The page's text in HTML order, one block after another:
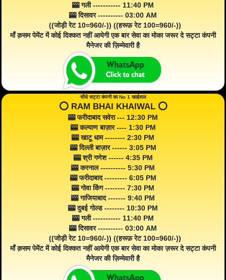
🎰 गली ----------- 11:40 PM
🎰 दिसावर ---------- 03:00 AM
((जोड़ी रेट 10=960/-)) ((हरूफ़ रेट 100=960/-))
माँ क़सम पेमेंट में कोई दिक्कत नहीं आयेगी एक बार सेवा का मोका जरूर दे सट्टा कंपनी
मैनेजर की ज़िम्मेवारी है
सीधे सट्टा कंपनी का No 1 खाईवाल
⭕️ RAM BHAI KHAIWAL ⭕️
🎰 फरीदाबाद सवेरा --- 12:30 PM
🎰 कल्याण बाज़ार ---- 1:30 PM
🎰 खाटू धाम -------- 2:30 PM
🎰 दिल्ली बाज़ार ------ 3:05 PM
🎰 श्री गणेश ------ 4:35 PM
🎰 करनाल ---------- 5:30 PM
🎰 फरीदाबाद --------- 6:05 PM
🎰 गोवा किंग -------- 7:30 PM
🎰 गाजियाबाद ------- 9:40 PM
🎰 दुबई गोल्ड -------- 10:30 PM
🎰 गली ----------- 11:40 PM
🎰 दिसावर ---------- 03:00 AM
((जोड़ी रेट 10=960/-)) ((हरूफ़ रेट 100=960/-))
माँ क़सम पेमेंट में कोई दिक्कत नहीं आयेगी एक बार सेवा का मोका ज़रूर दे सट्टा कंपनी
मैनेजर की ज़िम्मेवारी है